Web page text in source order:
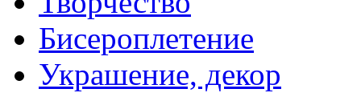
Бисероплетение
Украшение, декор